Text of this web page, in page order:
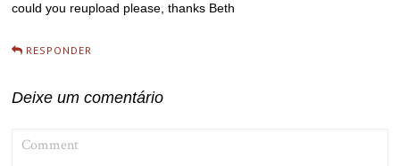
could you reupload please, thanks Beth
RESPONDER
Deixe um comentário